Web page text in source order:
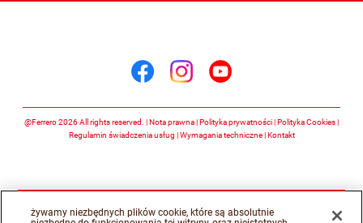
@Ferrero 2026 All rights reserved. Nota prawna Polityka prywatności
Polityka Cookies
Regulamin świadczenia usług
Wymagania techniczne Kontakt
żywamy niezbędnych plików cookie, które są absolutnie